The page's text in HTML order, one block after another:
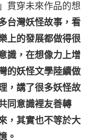
貫穿未來作品的想
台灣妖怪故事，看
上的發展都做得很
識，在想像力上增
的妖怪文學陸續做
，講了很多妖怪故
同意識裡友善轉
，其實也不等於大
。